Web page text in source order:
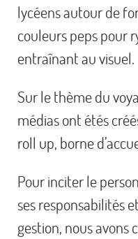
lycéens autour de
couleurs peps pour
entraînant au visuel.
Sur le thème du
médias ont étés
roll up, borne
Pour inciter le
ses responsabilités
gestion, nous avons